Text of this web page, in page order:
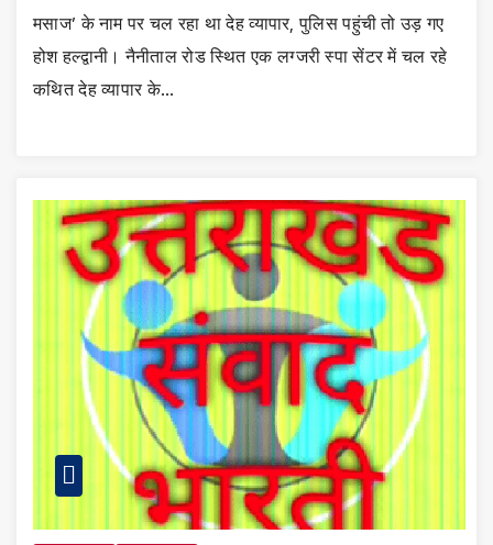
मसाज’ के नाम पर चल रहा था देह व्यापार, पुलिस पहुंची तो उड़ गए
होश हल्द्वानी। नैनीताल रोड स्थित एक लग्जरी स्पा सेंटर में चल रहे
कथित देह व्यापार के…